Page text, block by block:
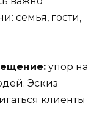
семья, гости,
упор на
Эскиз
клиенты